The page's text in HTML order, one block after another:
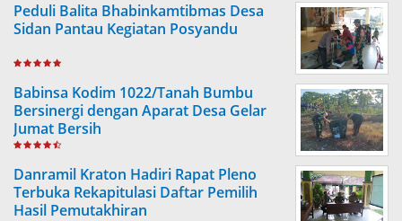
Peduli Balita Bhabinkamtibmas Desa
Sidan Pantau Kegiatan Posyandu
Babinsa Kodim 1022/Tanah Bumbu
Bersinergi dengan Aparat Desa Gelar
Jumat Bersih
Danramil Kraton Hadiri Rapat Pleno
Terbuka Rekapitulasi Daftar Pemilih
Hasil Pemutakhiran